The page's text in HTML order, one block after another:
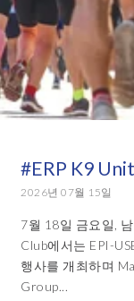
#ERP K9
2026년 07월 15일
7월 18일 금요일,
Club에서는 EPI-
행사를 개최하며
Group...